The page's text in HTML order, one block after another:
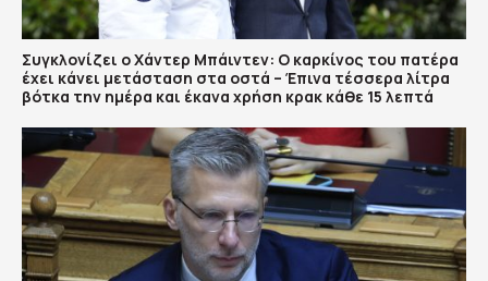
Συγκλονίζει ο Χάντερ Μπάιντεν: Ο καρκίνος του πατέρα
έχει κάνει μετάσταση στα οστά – Έπινα τέσσερα λίτρα
βότκα την ημέρα και έκανα χρήση κρακ κάθε 15 λεπτά